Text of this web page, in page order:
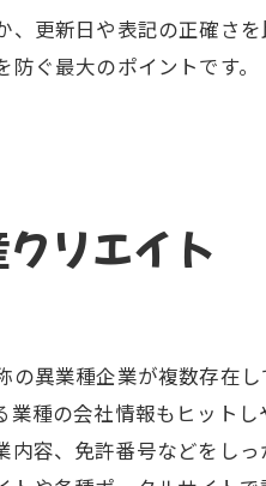
更新日や表記の正確さ
ぐ最大のポイントです。
リエイト
異業種企業が複数存在
種の会社情報もヒットし
容、免許番号などをし